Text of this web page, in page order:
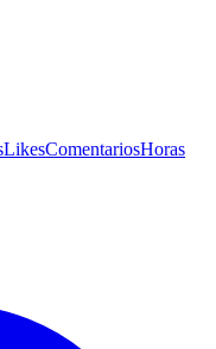
LikesComentariosHoras